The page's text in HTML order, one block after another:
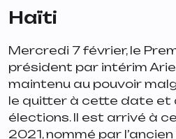
Haïti
Mercredi 7 février, le
président par intérim
maintenu au pouvoir
le quitter à cette date et
élections. Il est arrivé à
2021, nommé par